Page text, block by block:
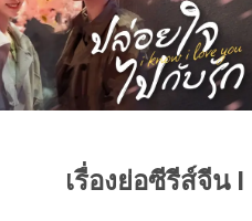
เรื่องย่อซีรีส์จีน